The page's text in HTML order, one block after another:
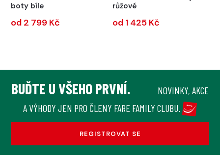
boty bíle
od 2 799 Kč
růžové
od 1 425 Kč
BUĎTE U VŠEHO PRVNÍ.
NOVINKY, AKCE
A VÝHODY JEN PRO ČLENY FARE FAMILY CLUBU.
REGISTROVAT SE